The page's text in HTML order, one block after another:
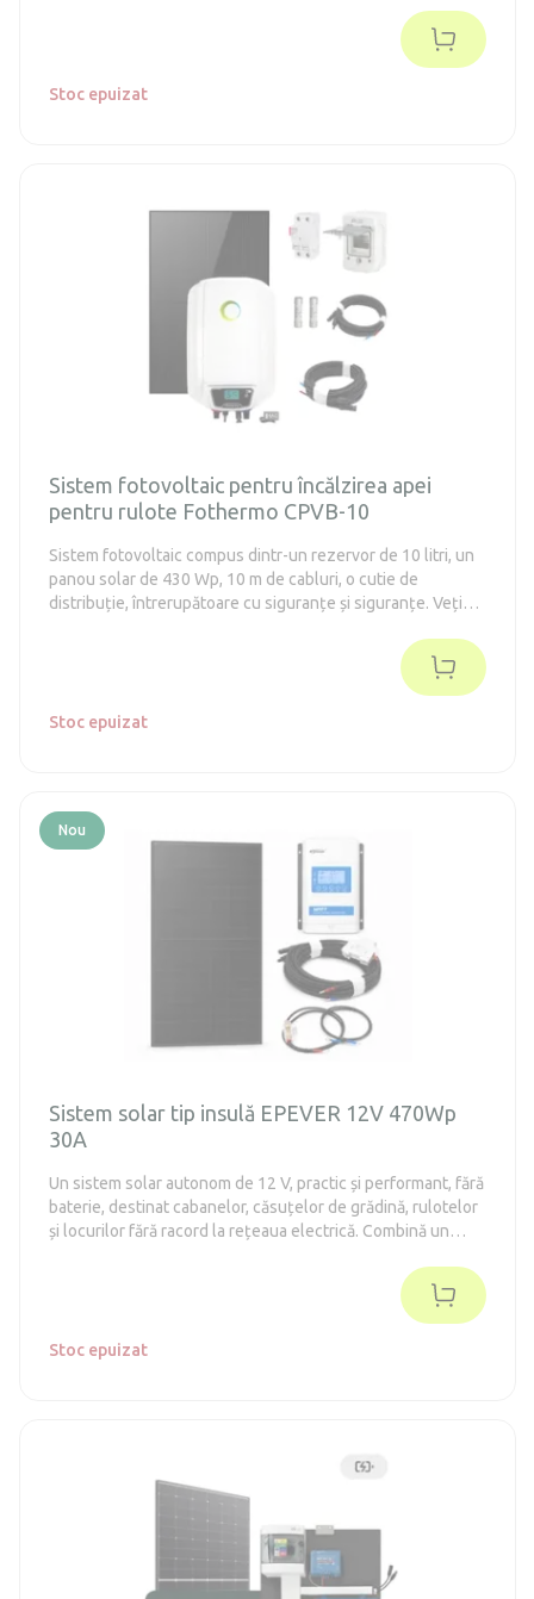
Stoc epuizat
Sistem fotovoltaic pentru încălzirea apei
pentru rulote Fothermo CPVB-10
Sistem fotovoltaic compus dintr-un rezervor de 10 litri, un
panou solar de 430 Wp, 10 m de cabluri, o cutie de
distribuție, întrerupătoare cu siguranțe și siguranțe. Veți
conectarea și punerea în funcțiune a sistemului de încălzire
Stoc epuizat
Nou
Sistem solar tip insulă EPEVER 12V 470Wp
30A
Un sistem solar autonom de 12 V, practic și performant, fără
baterie, destinat cabanelor, căsuțelor de grădină, rulotelor
și locurilor fără racord la rețeaua electrică. Combină un
de încărcare MPPT EPEVER de calitate, ceea ce îl face
potrivit ca bază pentru propriul sistem insular, cu
posibilitatea de a adăuga o baterie de 12 V adecvată. Este
potrivit pentru alimentarea cu energie a iluminatului LED, a
Stoc epuizat